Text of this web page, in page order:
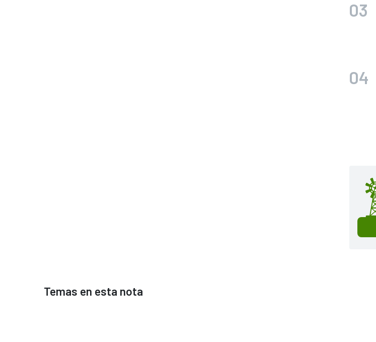
Temas en esta nota